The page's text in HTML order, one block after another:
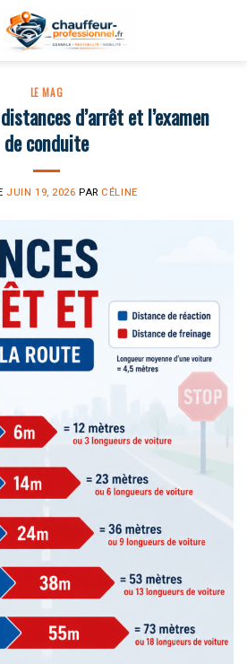
LE MAG
d’arrêt et l’examen
de conduite
JUIN 19, 2026 PAR CÉLINE